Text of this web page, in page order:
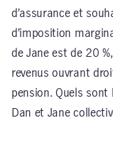
d’assurance et
d’imposition
de Jane est de 20
revenus ouvrant
pension. Quels
Dan et Jane